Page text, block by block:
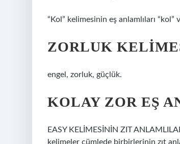
“Kol” kelimesinin eş anlamlıları “kol”
ZORLUK
engel, zorluk, güçlük.
KOLAY ZOR EŞ
EASY KELİMESİNİN ZIT
kelimeler cümlede birbirlerinin zıt